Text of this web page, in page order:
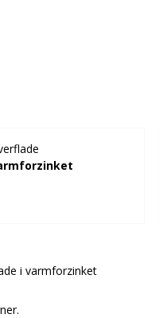
i varmforzinket